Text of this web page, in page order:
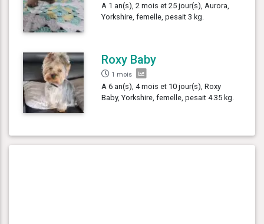
A 1 an(s), 2 mois et 25 jour(s), Aurora,
Yorkshire, femelle, pesait 3 kg.
Roxy Baby
1 mois
A 6 an(s), 4 mois et 10 jour(s), Roxy
Baby, Yorkshire, femelle, pesait 4.35 kg.